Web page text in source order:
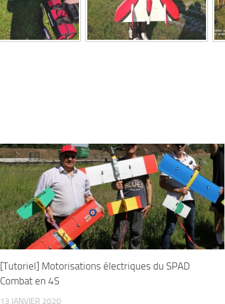
[Tutoriel] Motorisations électriques du SPAD
Combat en 4S
13 JANVIER 2020